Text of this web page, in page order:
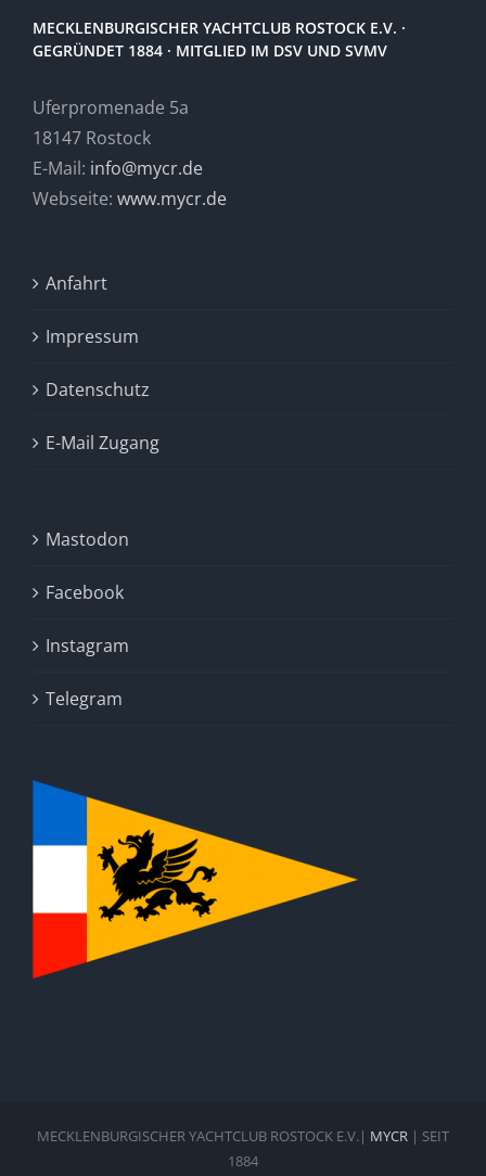
MECKLENBURGISCHER YACHTCLUB ROSTOCK E.V. ·
GEGRÜNDET 1884 · MITGLIED IM DSV UND SVMV
Uferpromenade 5a
18147 Rostock
E-Mail: info@mycr.de
Webseite: www.mycr.de
Anfahrt
Impressum
Datenschutz
E-Mail Zugang
Mastodon
Facebook
Instagram
Telegram
MECKLENBURGISCHER YACHTCLUB ROSTOCK E.V.| MYCR | SEIT
1884